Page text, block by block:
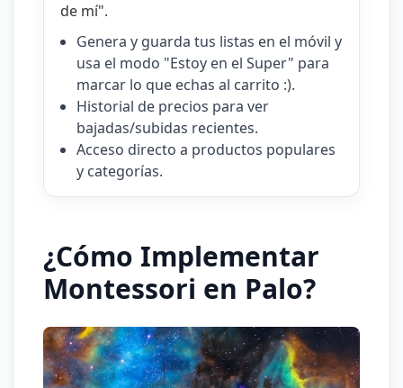
de mí".
Genera y guarda tus listas en el móvil y
usa el modo "Estoy en el Super" para
marcar lo que echas al carrito :).
Historial de precios para ver
bajadas/subidas recientes.
Acceso directo a productos populares
y categorías.
¿Cómo Implementar
Montessori en Palo?